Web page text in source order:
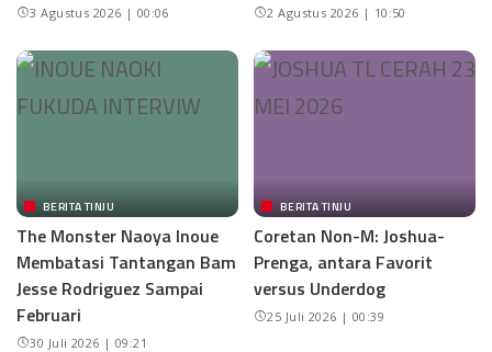
3 Agustus 2026 | 00:06 2 Agustus 2026 | 10:50
BERITA TINJU
The Monster Naoya Inoue
Membatasi Tantangan Bam
Jesse Rodriguez Sampai
Februari
30 Juli 2026 | 09:21
BERITA TINJU
Coretan Non-M: Joshua-
Prenga, antara Favorit
versus Underdog
25 Juli 2026 | 00:39